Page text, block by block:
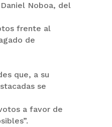
Noboa, del
frente al
de
que, a su
se
a favor de